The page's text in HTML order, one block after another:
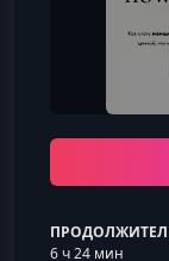
6 ч 24 мин